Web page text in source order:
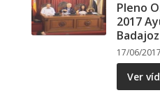
Pleno
2017
Badajoz
17/06/2017
Ver